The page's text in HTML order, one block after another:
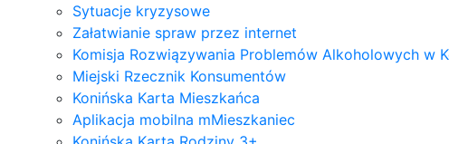
Sytuacje kryzysowe
Załatwianie spraw przez internet
Komisja Rozwiązywania Problemów Alkoholowych w
Miejski Rzecznik Konsumentów
Konińska Karta Mieszkańca
Aplikacja mobilna mMieszkaniec